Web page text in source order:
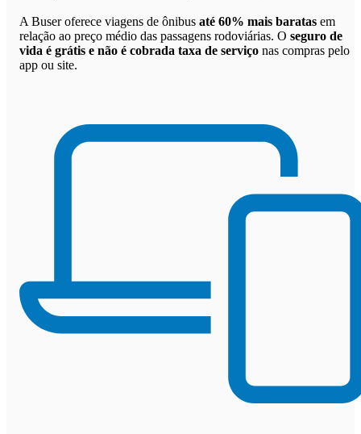
A Buser oferece viagens de ônibus até 60% mais baratas em
relação ao preço médio das passagens rodoviárias. O seguro de
vida é grátis e não é cobrada taxa de serviço nas compras pelo
app ou site.